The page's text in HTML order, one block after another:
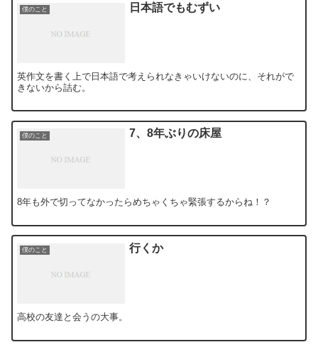
僕のこと 日本語でもむずい
英作文を書く上で日本語で考えられなきゃいけないのに、それがで
きないから詰む。
僕のこと 7、8年ぶりの床屋
8年も外で切ってなかったらめちゃくちゃ緊張するからね！？
僕のこと 行くか
高校の友達と会うの大事。